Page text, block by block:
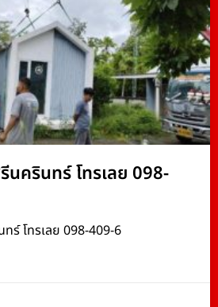
นครินทร์ โทรเลย 098-
ร์ โทรเลย 098-409-6